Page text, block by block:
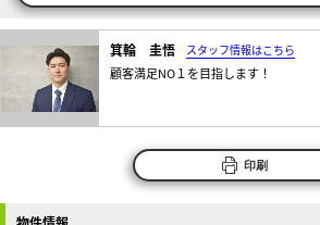
箕輪 圭悟 スタッフ情報はこちら
顧客満足NO１を目指します！
印刷